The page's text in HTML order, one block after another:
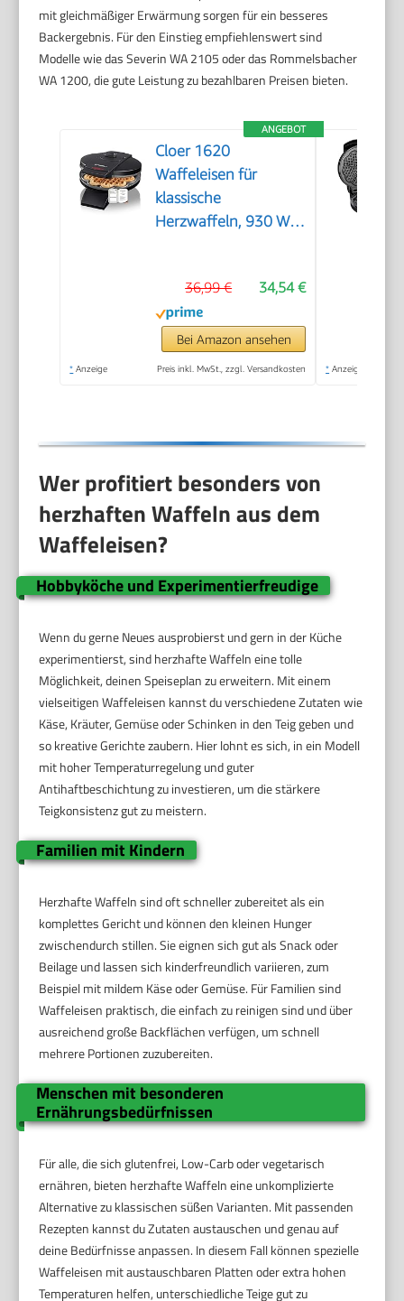
mit gleichmäßiger Erwärmung sorgen für ein besseres
Backergebnis. Für den Einstieg empfiehlenswert sind
Modelle wie das Severin WA 2105 oder das Rommelsbacher
WA 1200, die gute Leistung zu bezahlbaren Preisen bieten.
ANGEBOT
Cloer 1620
Waffeleisen für
klassische
Herzwaffeln, 930 W,
Bräunungsgrad,
schwarz
34,54 €
36,99 €
Bei Amazon ansehen
* Anzeige Preis inkl. MwSt., zzgl. Versandkosten * Anzeige
Wer profitiert besonders von
herzhaften Waffeln aus dem
Waffeleisen?
Hobbyköche und Experimentierfreudige
Wenn du gerne Neues ausprobierst und gern in der Küche
experimentierst, sind herzhafte Waffeln eine tolle
Möglichkeit, deinen Speiseplan zu erweitern. Mit einem
vielseitigen Waffeleisen kannst du verschiedene Zutaten wie
Käse, Kräuter, Gemüse oder Schinken in den Teig geben und
so kreative Gerichte zaubern. Hier lohnt es sich, in ein Modell
mit hoher Temperaturregelung und guter
Antihaftbeschichtung zu investieren, um die stärkere
Teigkonsistenz gut zu meistern.
Familien mit Kindern
Herzhafte Waffeln sind oft schneller zubereitet als ein
komplettes Gericht und können den kleinen Hunger
zwischendurch stillen. Sie eignen sich gut als Snack oder
Beilage und lassen sich kinderfreundlich variieren, zum
Beispiel mit mildem Käse oder Gemüse. Für Familien sind
Waffeleisen praktisch, die einfach zu reinigen sind und über
ausreichend große Backflächen verfügen, um schnell
mehrere Portionen zuzubereiten.
Menschen mit besonderen
Ernährungsbedürfnissen
Für alle, die sich glutenfrei, Low-Carb oder vegetarisch
ernähren, bieten herzhafte Waffeln eine unkomplizierte
Alternative zu klassischen süßen Varianten. Mit passenden
Rezepten kannst du Zutaten austauschen und genau auf
deine Bedürfnisse anpassen. In diesem Fall können spezielle
Waffeleisen mit austauschbaren Platten oder extra hohen
Temperaturen helfen, unterschiedliche Teige gut zu